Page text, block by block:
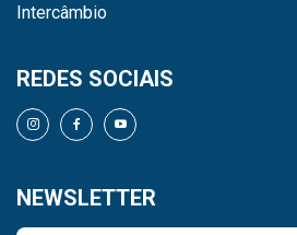
Intercâmbio
REDES SOCIAIS
NEWSLETTER